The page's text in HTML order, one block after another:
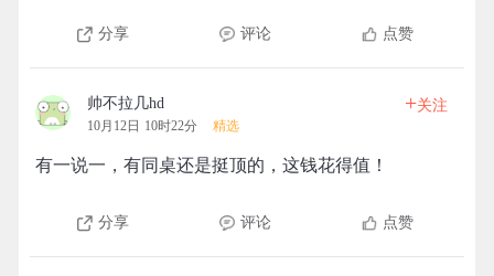
分享 评论 点赞
帅不拉几hd
10月12日 10时22分 精选
+关注
有一说一，有同桌还是挺顶的，这钱花得值！
分享 评论 点赞